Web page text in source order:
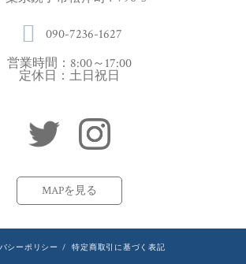
090-7236-1627
営業時間：8:00～17:00
定休日：土日祝日
MAPを見る
シーポリシー / 特定商取引に基づく表記